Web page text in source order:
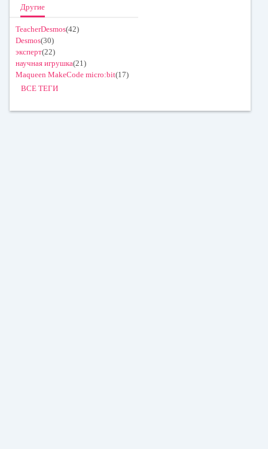
Другие
TeacherDesmos(42)
Desmos(30)
эксперт(22)
научная игрушка(21)
Maqueen MakeCode micro:bit(17)
ВСЕ ТЕГИ